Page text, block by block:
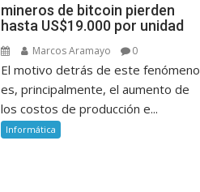
mineros de bitcoin pierden
hasta US$19.000 por unidad
Marcos Aramayo 0
El motivo detrás de este fenómeno
es, principalmente, el aumento de
los costos de producción e...
Informática